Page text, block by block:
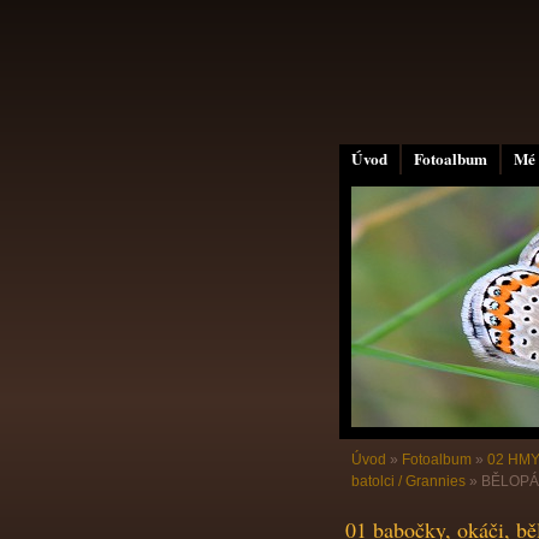
Úvod Fotoalbum
Úvod » Fotoalbum » 02
batolci / Grannies »
01 babočky, okáči,